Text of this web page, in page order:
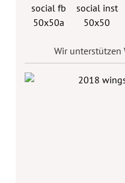
Wir unterstützen